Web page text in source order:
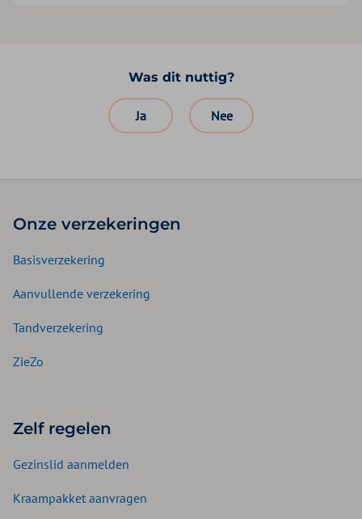
Was dit nuttig?
Ja Nee
Onze verzekeringen
Basisverzekering
Aanvullende verzekering
Tandverzekering
ZieZo
Zelf regelen
Gezinslid aanmelden
Kraampakket aanvragen